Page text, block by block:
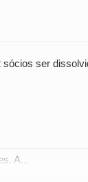
ser
A...